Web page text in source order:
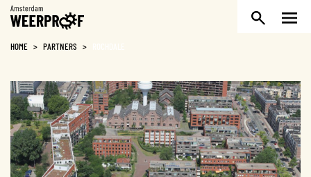
Weerproof
HOME > PARTNERS >